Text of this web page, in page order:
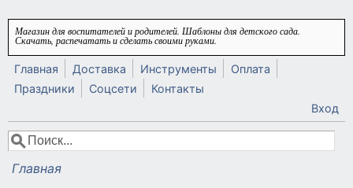
Перейти к основному содержанию
Магазин для воспитателей и родителей. Шаблоны для детского сада.
Скачать, распечатать и сделать своими руками.
Главная Доставка Инструменты
Оплата
Праздники
Соцсети
Контакты
Вход
Форма поиска
Поиск
Вы здесь
Главная